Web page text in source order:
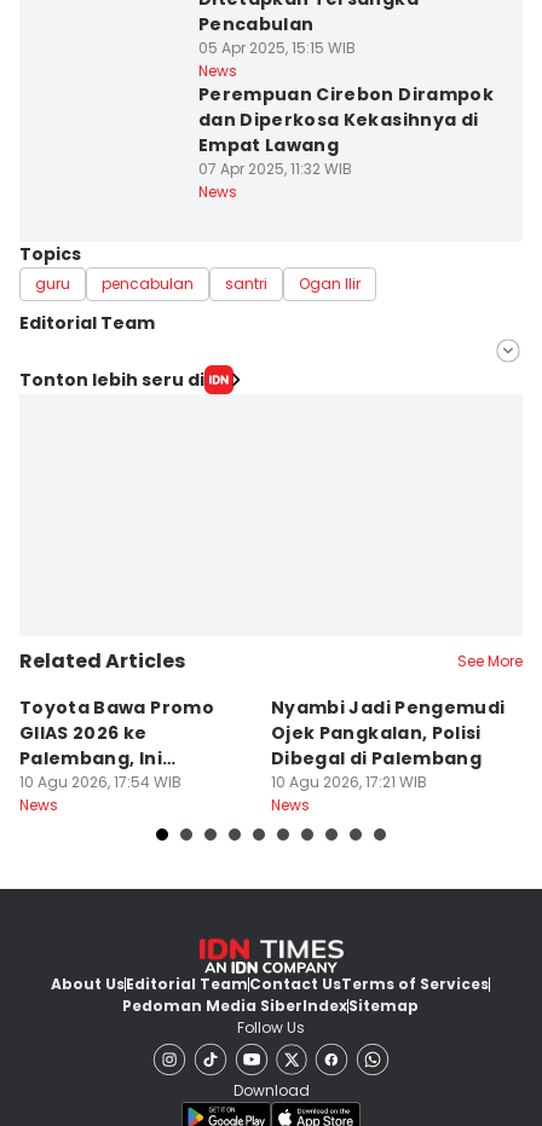
Pencabulan
05 Apr 2025, 15:15 WIB
News
Perempuan Cirebon Dirampok
dan Diperkosa Kekasihnya di
Empat Lawang
07 Apr 2025, 11:32 WIB
News
Topics
guru pencabulan santri Ogan Ilir
Editorial Team
Editor
Tonton lebih seru di
Related Articles See More
Toyota Bawa Promo
GIIAS 2026 ke
Palembang, Ini
Penawaran
Menariknya!
10 Agu 2026, 17:54 WIB
News
Nyambi Jadi Pengemudi
Ojek Pangkalan, Polisi
Dibegal di Palembang
10 Agu 2026, 17:21 WIB
News
About UsEditorial TeamContact UsTerms of Services
Pedoman Media SiberIndexSitemap
Follow Us
Download